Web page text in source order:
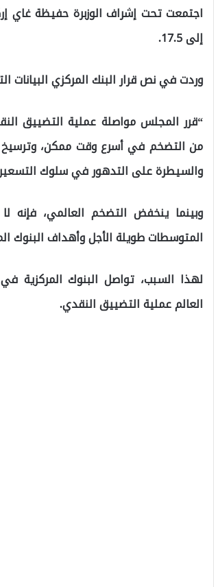
اجتمعت تحت إشراف الوزبرة حفيظة غاي
إلى 17.5.
وردت في نص قرار البنك المركزي البيانات
“قرر المجلس مواصلة عملية التضييق
من التضخم في أسرع وقت ممكن، وترسيخ
والسيطرة على التدهور في سلوك
وبينما ينخفض ​​التضخم العالمي، فإنه
المتوسطات طويلة الأجل وأهداف البنوك
لهذا السبب، تواصل البنوك المركزية
العالم عملية التضييق النقدي.